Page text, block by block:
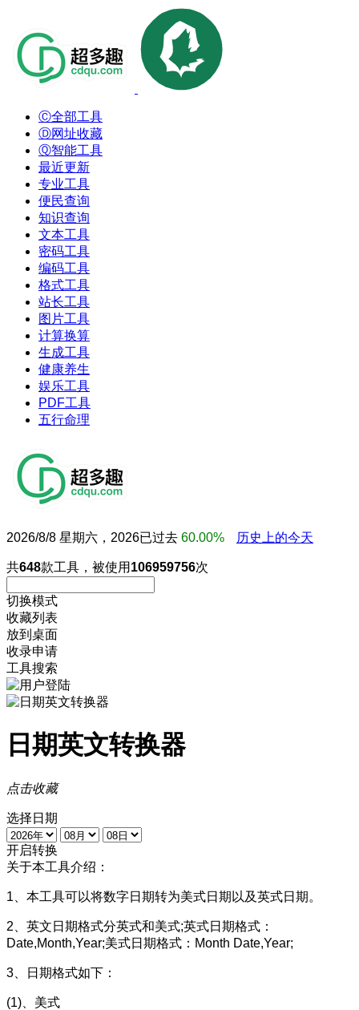
Ⓒ全部工具
Ⓓ网址收藏
Ⓠ智能工具
最近更新
专业工具
便民查询
知识查询
文本工具
密码工具
编码工具
格式工具
站长工具
图片工具
计算换算
生成工具
健康养生
娱乐工具
PDF工具
五行命理
2026/8/8 星期六，2026已过去 60.00% 历史上的今天
共648款工具，被使用 106959756次
切换模式
收藏列表
放到桌面
收录申请
工具搜索
日期英文转换器
点击收藏
选择日期
开启转换
关于本工具介绍：
1、本工具可以将数字日期转为美式日期以及英式日期。
2、英文日期格式分英式和美式;英式日期格式：
Date,Month,Year;美式日期格式：Month Date,Year;
3、日期格式如下：
(1)、美式